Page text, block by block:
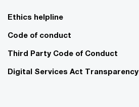
Ethics helpline
Code of conduct
Third Party Code of Conduct
Digital Services Act Transparency